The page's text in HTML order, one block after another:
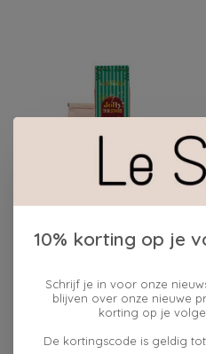
Curiositeas HOLLY
GIFTBOX
€12,95
10% korting op je
Schrijf je in voor onze
blijven over onze nieuwe
korting op je
De kortingscode is geldig